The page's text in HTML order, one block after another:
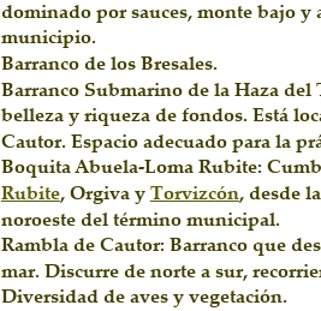
dominado por sauces, monte bajo
municipio.
Barranco de los Bresales.
Barranco Submarino de la Haza
belleza y riqueza de fondos. Está
Cautor. Espacio adecuado para la
Boquita Abuela-Loma Rubite:
Rubite, Orgiva y Torvizcón, desde
noroeste del término municipal.
Rambla de Cautor: Barranco que
mar. Discurre de norte a sur,
Diversidad de aves y vegetación.